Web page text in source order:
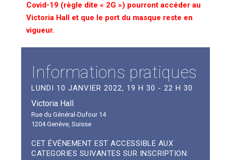
Covid-19 (règle dite « 2G ») pourront accéder au
Victoria Hall et que le port du masque reste en
vigueur.
Informations pratiques
LUNDI 10 JANVIER 2022, 19 H 30 - 22 H 30
Victoria Hall
Rue du Général-Dufour 14
1204 Genève, Suisse
CET ÉVÉNEMENT EST ACCESSIBLE AUX
CATEGORIES SUIVANTES SUR INSCRIPTION: